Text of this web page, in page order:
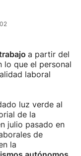
a partir del
lo que el personal
laboral
luz verde al
de la
julio pasado en
de
la